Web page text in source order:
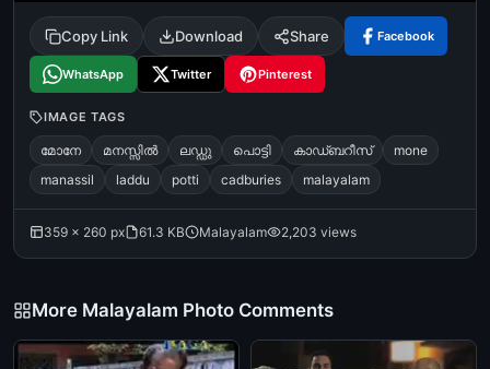
tamil comedy
happy birthday good night
Copy Link Download Share Facebook
WhatsApp Twitter Pinterest
IMAGE TAGS
മോനേ മനസ്സില്‍ ലഡ്ഡു പൊട്ടി കാഡ്ബറീസ്
mone
manassil
laddu potti cadburies malayalam
359 × 260 px 61.3 KB Malayalam 2,203 views
More Malayalam Photo Comments